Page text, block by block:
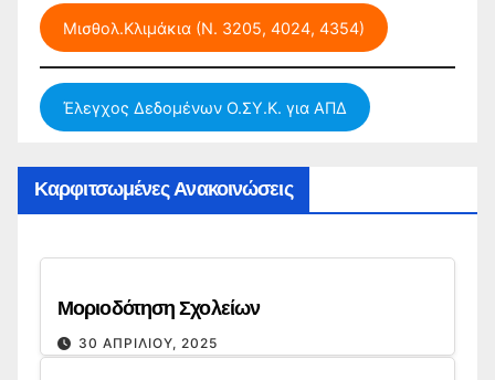
Μισθολ.Κλιμάκια (Ν. 3205, 4024, 4354)
Έλεγχος Δεδομένων Ο.ΣΥ.Κ. για ΑΠΔ
Καρφιτσωμένες Ανακοινώσεις
Μοριοδότηση Σχολείων
30 ΑΠΡΙΛΊΟΥ, 2025